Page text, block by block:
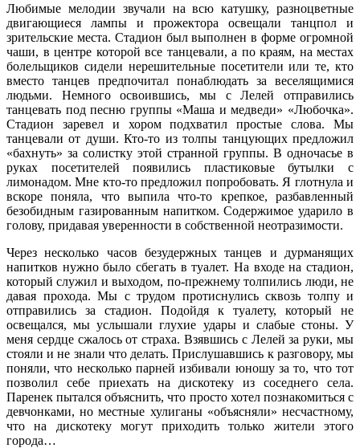
Любимые мелодии звучали на всю катушку, разноцветные
двигающиеся лампы и прожектора освещали танцпол и
зрительские места. Стадион был выполнен в форме огромной
чаши, в центре которой все танцевали, а по краям, на местах
болельщиков сидели нерешительные посетители или те, кто
вместо танцев предпочитал понаблюдать за веселящимися
людьми. Немного освоившись, мы с Лелей отправились
танцевать под песню группы «Маша и медведи» «Любочка».
Стадион заревел и хором подхватил простые слова. Мы
танцевали от души. Кто-то из толпы танцующих предложил
«бахнуть» за солистку этой странной группы. В одночасье в
руках посетителей появились пластиковые бутылки с
лимонадом. Мне кто-то предложил попробовать. Я глотнула и
вскоре поняла, что выпила что-то крепкое, разбавленный
безобидным газированным напитком. Содержимое ударило в
голову, придавая уверенности в собственной неотразимости.
Через несколько часов безудержных танцев и дурманящих
напитков нужно было сбегать в туалет. На входе на стадион,
который служил и выходом, по-прежнему толпились люди, не
давая прохода. Мы с трудом протиснулись сквозь толпу и
отправились за стадион. Подойдя к туалету, который не
освещался, мы услышали глухие удары и слабые стоны. У
меня сердце сжалось от страха. Взявшись с Лелей за руки, мы
стояли и не знали что делать. Прислушавшись к разговору, мы
поняли, что несколько парней избивали юношу за то, что тот
позволил себе приехать на дискотеку из соседнего села.
Паренек пытался объяснить, что просто хотел познакомиться с
девчонками, но местные хулиганы «объясняли» несчастному,
что на дискотеку могут приходить только жители этого
города…